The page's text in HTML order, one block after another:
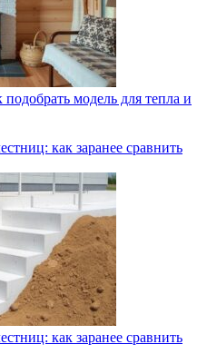
модель для тепла и
как заранее сравнить
как заранее сравнить